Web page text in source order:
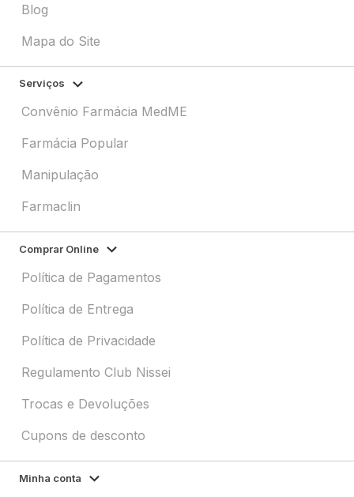
Blog
Mapa do Site
Serviços
Convênio Farmácia MedME
Farmácia Popular
Manipulação
Farmaclin
Comprar Online
Política de Pagamentos
Política de Entrega
Política de Privacidade
Regulamento Club Nissei
Trocas e Devoluções
Cupons de desconto
Minha conta